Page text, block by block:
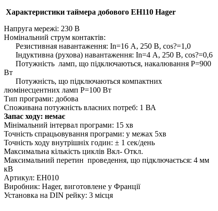
Характеристики таймера добового EH110 Hager
Напруга мережі: 230 В
Номінальний струм контактів:
Резистивная навантаження: Іn=16 А, 250 В, cos?=1,0
Індуктивна (рухова) навантаження: Іn=4 А, 250 В, cos?=0,6
Потужність ламп, що підключаються, накалювання P=900
Вт
Потужність, що підключаються компактних
люмінесцентних ламп P=100 Вт
Тип програми: добова
Споживана потужність власних потреб: 1 ВА
Запас ходу: немає
Мінімальний інтервал програми: 15 хв
Точність спрацьовування програми: у межах 5хв
Точність ходу внутрішніх годин: ± 1 сек/день
Максимальна кількість циклів Вкл- Откл.
Максимальний перетин проведення, що підключається: 4 мм
кВ
Артикул: EH010
Виробник: Hager, виготовлене у Франції
Установка на DІN рейку: 3 місця